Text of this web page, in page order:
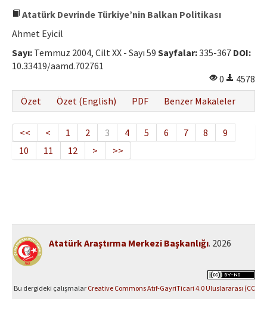
Atatürk Devrinde Türkiye’nin Balkan Politikası
Ahmet Eyicil
Sayı: Temmuz 2004, Cilt XX - Sayı 59 Sayfalar:335-367 DOI:
10.33419/aamd.702761
0
4578
Özet
Özet (English) PDF Benzer Makaleler
<< < 1 2 3 4 5 6 7 8
9
10
11 12 > >>
Atatürk Araştırma Merkezi Başkanlığı. 2026
Bu dergideki çalışmalar Creative Commons Atıf-GayriTicari 4.0 Uluslararası (CC